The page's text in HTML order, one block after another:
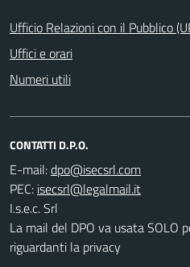
Ufficio Relazioni con il Pubblico
Uffici e orari
Numeri utili
CONTATTI D.P.O.
E-mail:
PEC:
I.s.e.c. Srl
La mail del DPO va usata SOLO
riguardanti la privacy